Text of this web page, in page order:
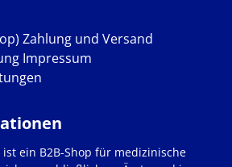
Zahlung und Versand
Impressum
ist ein B2B-Shop für medizinische